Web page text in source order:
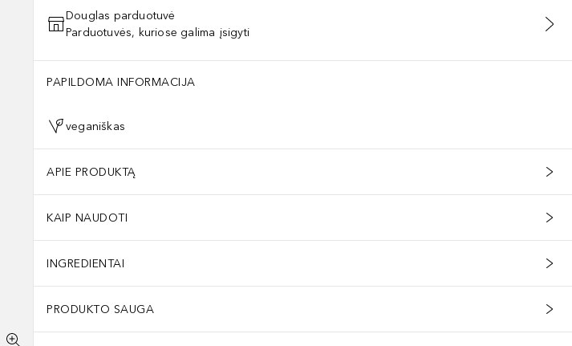
Douglas parduotuvė
Parduotuvės, kuriose galima įsigyti
PAPILDOMA INFORMACIJA
veganiškas
APIE PRODUKTĄ
KAIP NAUDOTI
INGREDIENTAI
PRODUKTO SAUGA